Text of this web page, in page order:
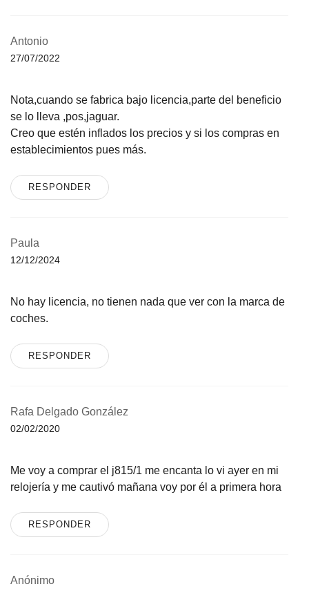
Antonio
27/07/2022
Nota,cuando se fabrica bajo licencia,parte del beneficio
se lo lleva ,pos,jaguar.
Creo que estén inflados los precios y si los compras en
establecimientos pues más.
RESPONDER
Paula
12/12/2024
No hay licencia, no tienen nada que ver con la marca de
coches.
RESPONDER
Rafa Delgado González
02/02/2020
Me voy a comprar el j815/1 me encanta lo vi ayer en mi
relojería y me cautivó mañana voy por él a primera hora
RESPONDER
Anónimo